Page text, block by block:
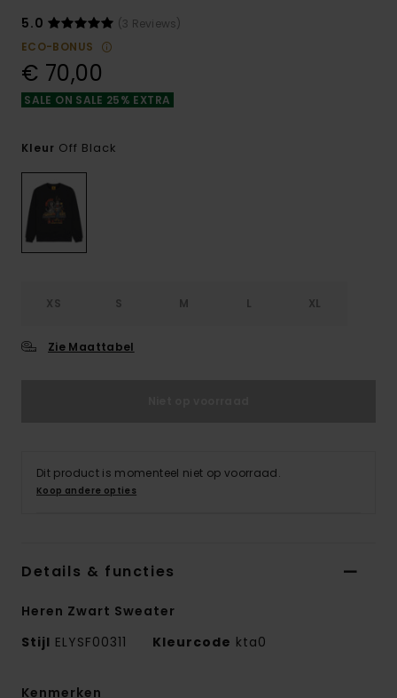
5.0
(3 Reviews)
ECO-BONUS
€ 70,00
SALE ON SALE 25% EXTRA
Kleur Off Black
XS S M L XL
Zie Maattabel
Dit product is momenteel niet op voorraad.
Koop andere opties
Details & functies
Heren Zwart Sweater
Stijl ELYSF00311 Kleurcode kta0
Kenmerken